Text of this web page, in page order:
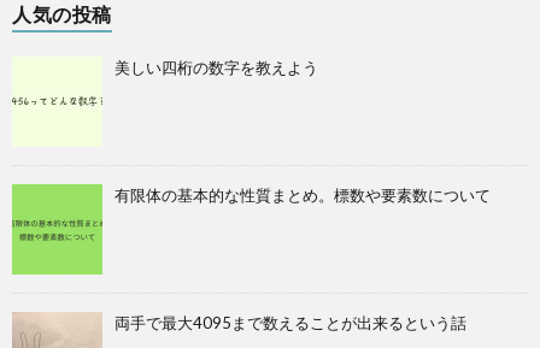
人気の投稿
美しい四桁の数字を教えよう
有限体の基本的な性質まとめ。標数や要素数について
両手で最大4095まで数えることが出来るという話